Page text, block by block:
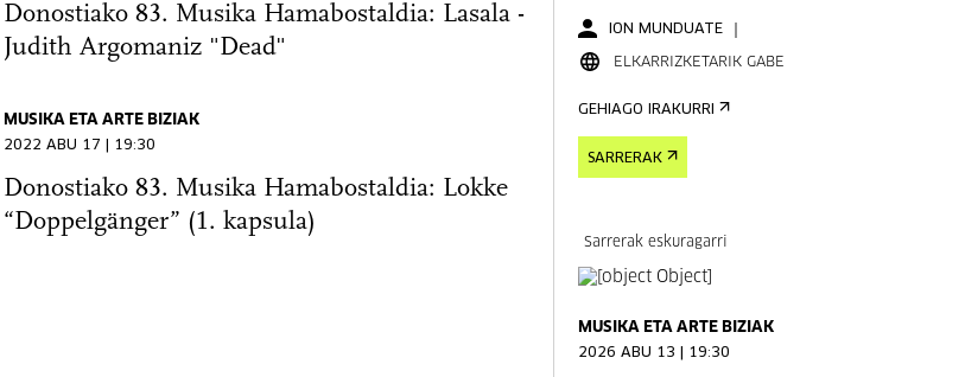
Donostiako 83. Musika Hamabostaldia: Lasala -
Judith Argomaniz "Dead"
MUSIKA ETA ARTE BIZIAK
2022 ABU 17 | 19:30
Donostiako 83. Musika Hamabostaldia: Lokke
“Doppelgänger” (1. kapsula)
ION MUNDUATE
ELKARRIZKETARIK GABE
GEHIAGO IRAKURRI
SARRERAK
Sarrerak eskuragarri
MUSIKA ETA ARTE BIZIAK
2026 ABU 13 | 19:30